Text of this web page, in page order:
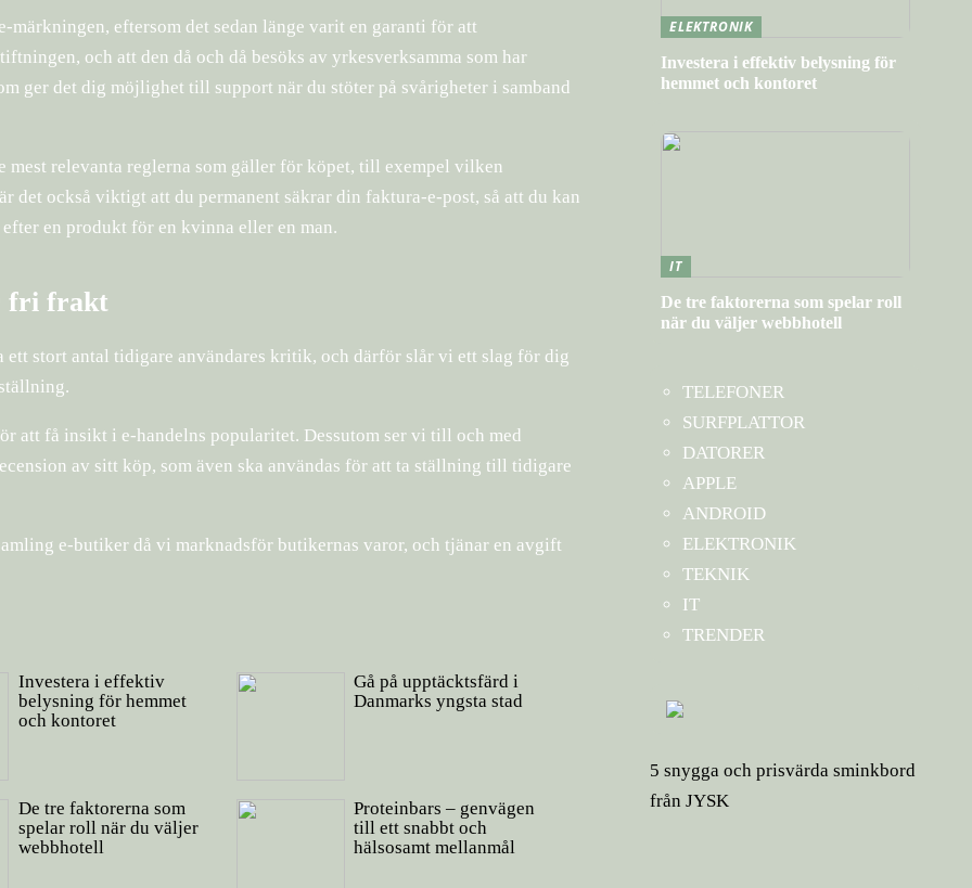
eftersom det sedan länge varit en garanti för att
och att den då och då besöks av yrkesverksamma som har
ger det dig möjlighet till support när du stöter på svårigheter i samband
mest relevanta reglerna som gäller för köpet, till exempel vilken
det också viktigt att du permanent säkrar din faktura-e-post, så att du kan
en produkt för en kvinna eller en man.
fri frakt
stort antal tidigare användares kritik, och därför slår vi ett slag för dig
att få insikt i e-handelns popularitet. Dessutom ser vi till och med
av sitt köp, som även ska användas för att ta ställning till tidigare
e-butiker då vi marknadsför butikernas varor, och tjänar en avgift
Investera i effektiv
belysning för hemmet
och kontoret
De tre faktorerna som
spelar roll när du väljer
webbhotell
Gå på upptäcktsfärd i
Danmarks yngsta stad
Proteinbars – genvägen
till ett snabbt och
hälsosamt mellanmål
ELEKTRONIK
Investera i effektiv belysning för
hemmet och kontoret
IT
De tre faktorerna som spelar roll
när du väljer webbhotell
TELEFONER
SURFPLATTOR
DATORER
APPLE
ANDROID
ELEKTRONIK
TEKNIK
IT
TRENDER
5 snygga och prisvärda sminkbord
från JYSK